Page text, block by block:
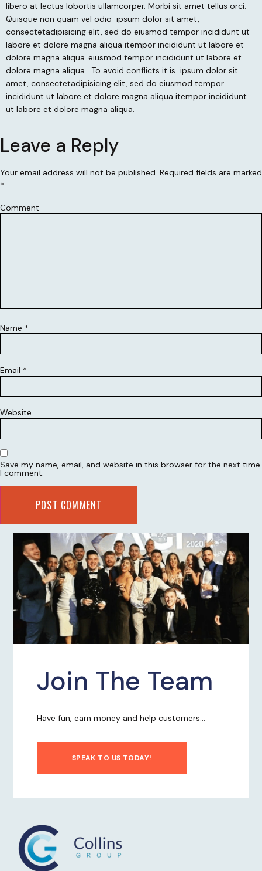
libero at lectus lobortis ullamcorper. Morbi sit amet tellus orci.
Quisque non quam vel odio ipsum dolor sit amet,
consectetadipisicing elit, sed do eiusmod tempor incididunt ut
labore et dolore magna aliqua itempor incididunt ut labore et
dolore magna aliqua..eiusmod tempor incididunt ut labore et
dolore magna aliqua. To avoid conflicts it is ipsum dolor sit
amet, consectetadipisicing elit, sed do eiusmod tempor
incididunt ut labore et dolore magna aliqua itempor incididunt
ut labore et dolore magna aliqua.
Leave a Reply
Your email address will not be published. Required fields are marked
*
Comment
Name *
Email *
Website
Save my name, email, and website in this browser for the next time
I comment.
Join The Team
Have fun, earn money and help customers...
SPEAK TO US TODAY!